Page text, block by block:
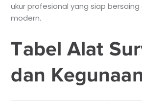
ukur profesional yang siap
modern.
Tabel Alat
dan